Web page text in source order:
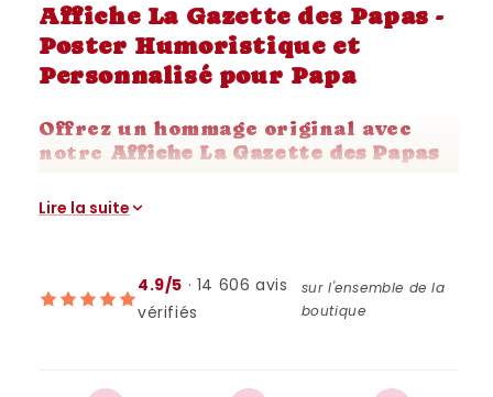
Affiche La Gazette des Papas -
Poster Humoristique et
Personnalisé pour Papa
Offrez un hommage original avec
notre Affiche La Gazette des Papas
Affiche La Gazette des Papas
avant tout ce qui fait de lui un super-papa.
Inspirée des gazettes d’époque, cette
petites histoires qui rendent votre père
Lire la suite
4.9/5 · 14 606 avis
vérifiés
sur l'ensemble de la
boutique